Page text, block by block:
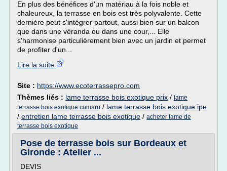
En plus des bénéfices d'un matériau à la fois noble et
chaleureux, la terrasse en bois est très polyvalente. Cette
dernière peut s'intégrer partout, aussi bien sur un balcon
que dans une véranda ou dans une cour,... Elle
s'harmonise particulièrement bien avec un jardin et permet
de profiter d'un...
Lire la suite
Site : https://www.ecoterrassepro.com
Thèmes liés : lame terrasse bois exotique prix / lame
terrasse bois exotique cumaru / lame terrasse bois exotique ipe
/ entretien lame terrasse bois exotique / acheter lame de
terrasse bois exotique
Pose de terrasse bois sur Bordeaux et
Gironde : Atelier ...
DEVIS